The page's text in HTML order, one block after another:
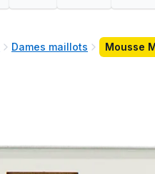
Dames maillots Mousse